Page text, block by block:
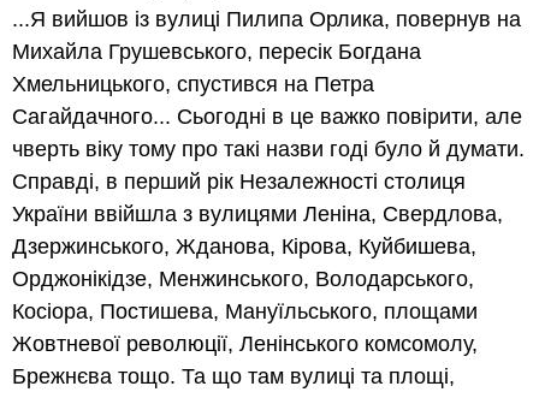
...Я вийшов iз вулицi Пилипа Орлика, повернув на
Михайла Грушевського, пересiк Богдана
Хмельницького, спустився на Петра
Сагайдачного... Сьогоднi в це важко повiрити, але
чверть вiку тому про такi назви годi було й думати.
Справдi, в перший рiк Незалежностi столиця
України ввiйшла з вулицями Ленiна, Свердлова,
Дзержинського, Жданова, Кiрова, Куйбишева,
Орджонiкiдзе, Менжинського, Володарського,
Косiора, Постишева, Мануїльського, площами
Жовтневої революцiї, Ленiнського комсомолу,
Брежнєва тощо. Та що там вулицi та площi,